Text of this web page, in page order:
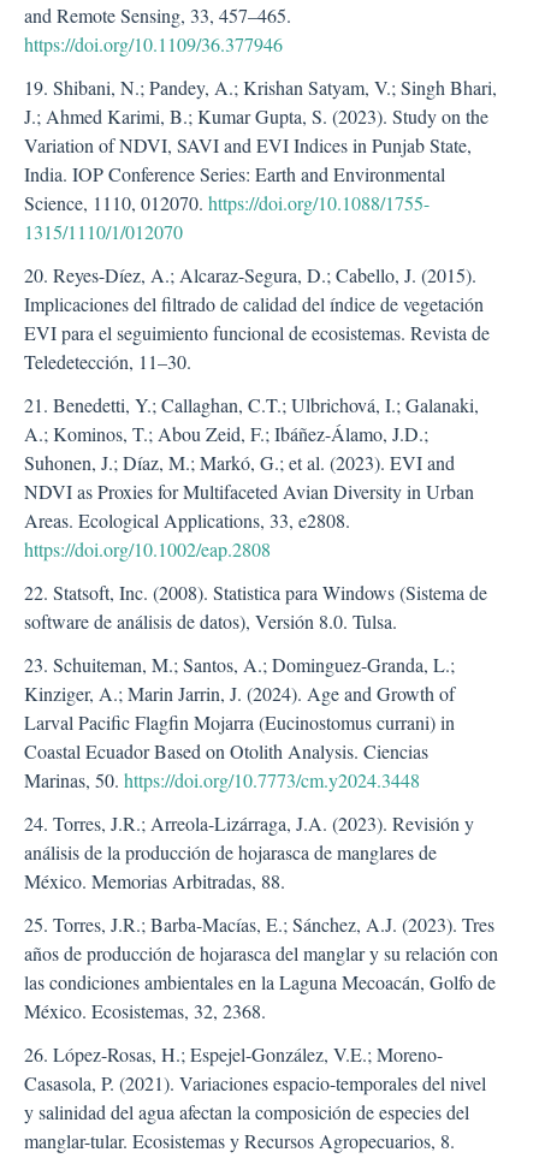
and Remote Sensing, 33, 457–465.
https://doi.org/10.1109/36.377946
19. Shibani, N.; Pandey, A.; Krishan Satyam, V.; Singh Bhari,
J.; Ahmed Karimi, B.; Kumar Gupta, S. (2023). Study on the
Variation of NDVI, SAVI and EVI Indices in Punjab State,
India. IOP Conference Series: Earth and Environmental
Science, 1110, 012070. https://doi.org/10.1088/1755-
1315/1110/1/012070
20. Reyes-Díez, A.; Alcaraz-Segura, D.; Cabello, J. (2015).
Implicaciones del filtrado de calidad del índice de vegetación
EVI para el seguimiento funcional de ecosistemas. Revista de
Teledetección, 11–30.
21. Benedetti, Y.; Callaghan, C.T.; Ulbrichová, I.; Galanaki,
A.; Kominos, T.; Abou Zeid, F.; Ibáñez-Álamo, J.D.;
Suhonen, J.; Díaz, M.; Markó, G.; et al. (2023). EVI and
NDVI as Proxies for Multifaceted Avian Diversity in Urban
Areas. Ecological Applications, 33, e2808.
https://doi.org/10.1002/eap.2808
22. Statsoft, Inc. (2008). Statistica para Windows (Sistema de
software de análisis de datos), Versión 8.0. Tulsa.
23. Schuiteman, M.; Santos, A.; Dominguez-Granda, L.;
Kinziger, A.; Marin Jarrin, J. (2024). Age and Growth of
Larval Pacific Flagfin Mojarra (Eucinostomus currani) in
Coastal Ecuador Based on Otolith Analysis. Ciencias
Marinas, 50. https://doi.org/10.7773/cm.y2024.3448
24. Torres, J.R.; Arreola-Lizárraga, J.A. (2023). Revisión y
análisis de la producción de hojarasca de manglares de
México. Memorias Arbitradas, 88.
25. Torres, J.R.; Barba-Macías, E.; Sánchez, A.J. (2023). Tres
años de producción de hojarasca del manglar y su relación con
las condiciones ambientales en la Laguna Mecoacán, Golfo de
México. Ecosistemas, 32, 2368.
26. López-Rosas, H.; Espejel-González, V.E.; Moreno-
Casasola, P. (2021). Variaciones espacio-temporales del nivel
y salinidad del agua afectan la composición de especies del
manglar-tular. Ecosistemas y Recursos Agropecuarios, 8.